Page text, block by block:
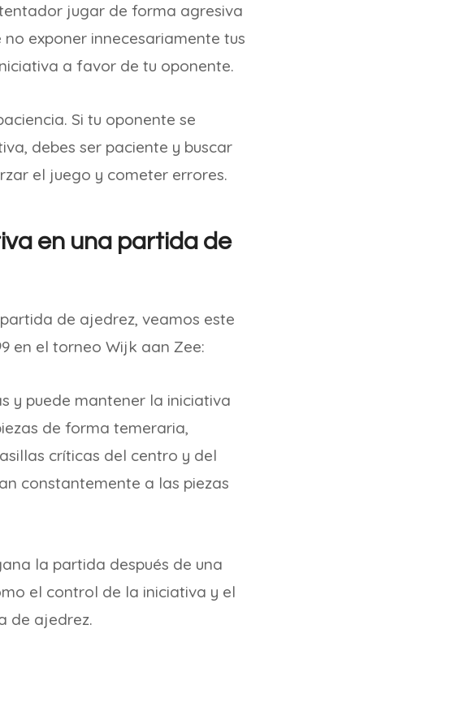
jugar de forma agresiva
exponer innecesariamente tus
a favor de tu oponente.
Si tu oponente se
debes ser paciente y buscar
el juego y cometer errores.
en una partida de
de ajedrez, veamos este
en el torneo Wijk aan Zee:
y puede mantener la iniciativa
de forma temeraria,
críticas del centro y del
constantemente a las piezas
la partida después de una
el control de la iniciativa y el
de ajedrez.